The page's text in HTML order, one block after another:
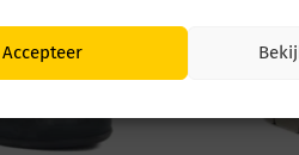
Accepteer